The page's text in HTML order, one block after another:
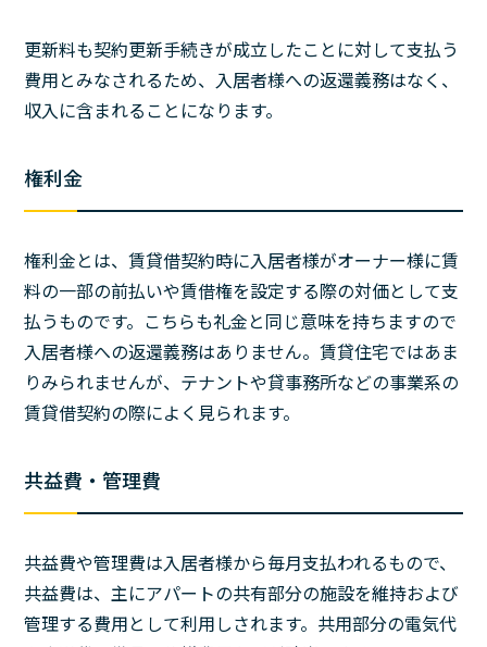
更新料も契約更新手続きが成立したことに対して支払う
費用とみなされるため、入居者様への返還義務はなく、
収入に含まれることになります。
権利金
権利金とは、賃貸借契約時に入居者様がオーナー様に賃
料の一部の前払いや賃借権を設定する際の対価として支
払うものです。こちらも礼金と同じ意味を持ちますので
入居者様への返還義務はありません。賃貸住宅ではあま
りみられませんが、テナントや貸事務所などの事業系の
賃貸借契約の際によく見られます。
共益費・管理費
共益費や管理費は入居者様から毎月支払われるもので、
共益費は、主にアパートの共有部分の施設を維持および
管理する費用として利用しされます。共用部分の電気代